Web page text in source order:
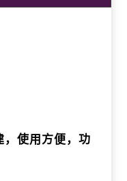
，使用方便，功